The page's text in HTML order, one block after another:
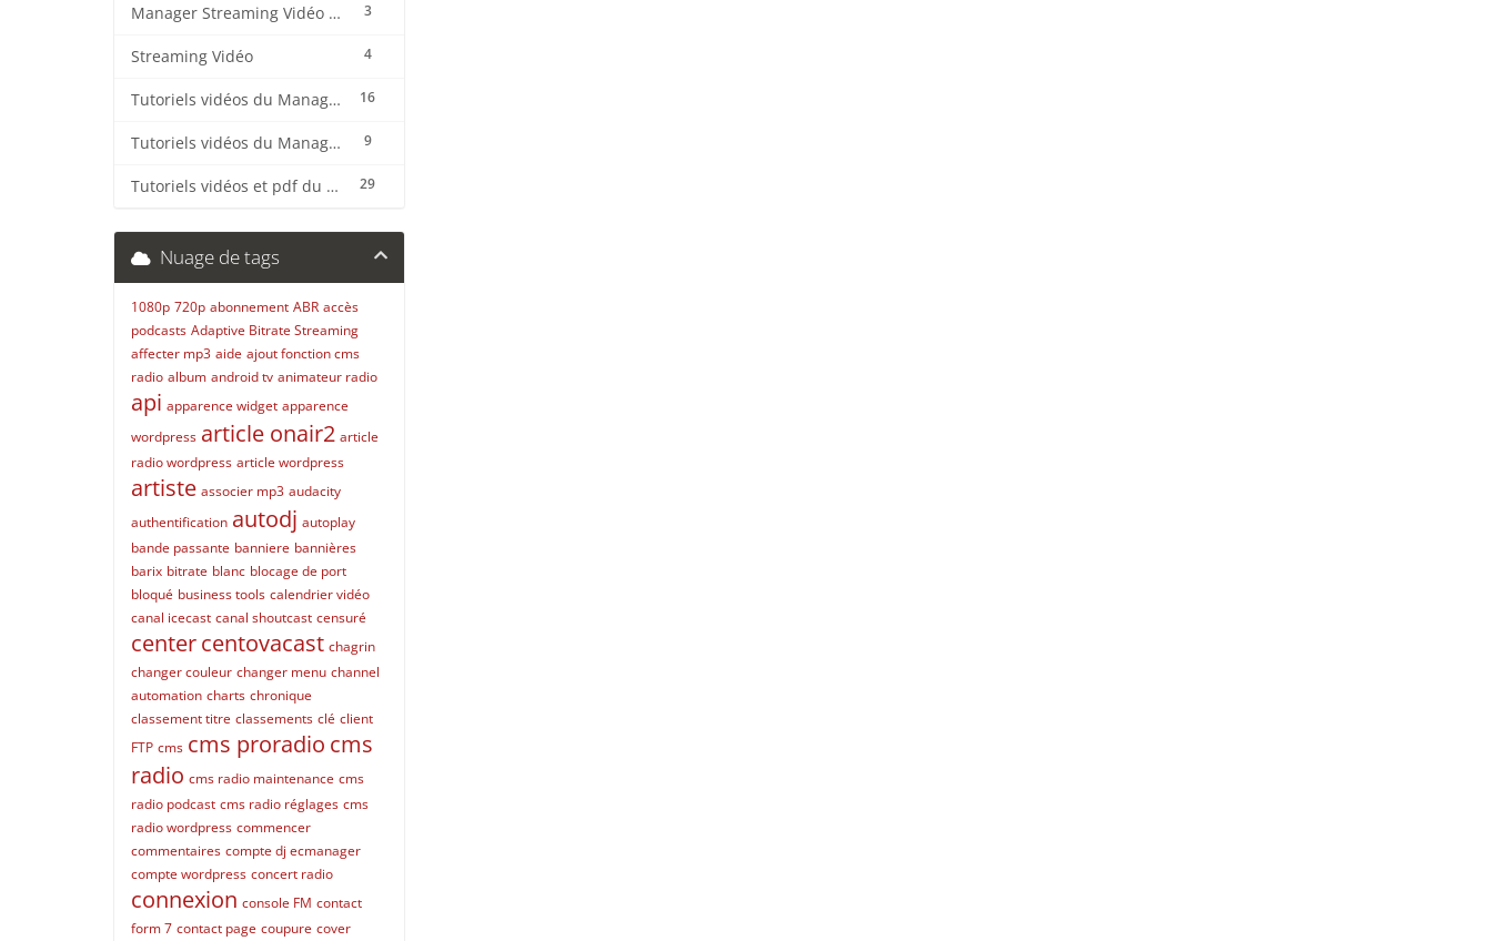
3
Manager Streaming Vidéo VDO
4
Streaming Vidéo
16
Tutoriels vidéos du Manager Radio CentovaCast
9
Tutoriels vidéos du Manager Radio STREAMING CENTER
29
Tutoriels vidéos et pdf du CMS Radio Wordpress + OnAir2/Pro.Radio
Nuage de tags
1080p 720p abonnement ABR accès
podcasts Adaptive Bitrate Streaming
affecter mp3 aide ajout fonction cms
radio album android tv animateur radio
api apparence widget apparence
wordpress article onair2 article
radio wordpress article wordpress
artiste associer mp3 audacity
authentification autodj autoplay
bande passante banniere bannières
barix bitrate blanc blocage de port
bloqué business tools calendrier vidéo
canal icecast canal shoutcast censuré
centercentovacast chagrin
changer couleur changer menu channel
automation charts chronique
classement titre classements clé client
FTP cms cms proradio cms
radio cms radio maintenance cms
radio podcast cms radio réglages cms
radio wordpress commencer
commentaires compte dj ecmanager
compte wordpress concert radio
connexion console FM contact
form 7 contact page coupure cover